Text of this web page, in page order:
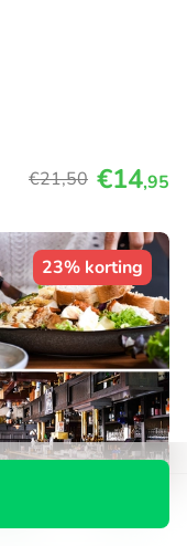
€21,50 €14,95
23% korting